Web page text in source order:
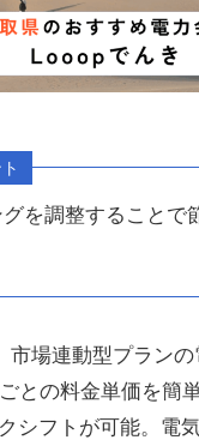
を調整することで
市場連動型プランの
との料金単価を簡
シフトが可能。電